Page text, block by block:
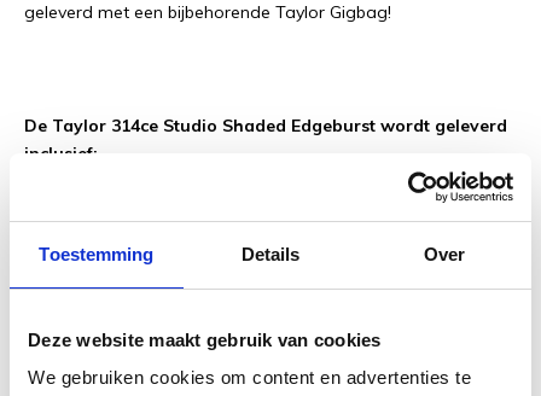
Toestemming Details Over
Deze website maakt gebruik van cookies
We gebruiken cookies om content en advertenties te
geleverd met een bijbehorende Taylor Gigbag!
De Taylor 314ce Studio Shaded Edgeburst wordt geleverd
inclusief:
50% korting op de eerste onderhoudsbeurt
Inruilmogelijkheid
* Muziekhuis Souman is Showroom Dealer & Service Centre